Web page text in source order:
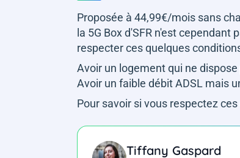
Proposée à 44,99€/mois sans
la 5G Box d'SFR n'est
respecter ces quelques
Avoir un logement qui ne dispose
Avoir un faible débit ADSL mais
Pour savoir si vous respectez
Tiffany Gaspard